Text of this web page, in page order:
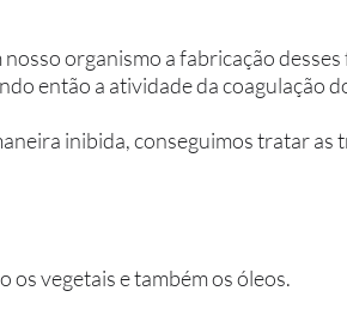
organismo a fabricação
então a atividade da coagulação
inibida, conseguimos tratar as
os vegetais e também os óleos.